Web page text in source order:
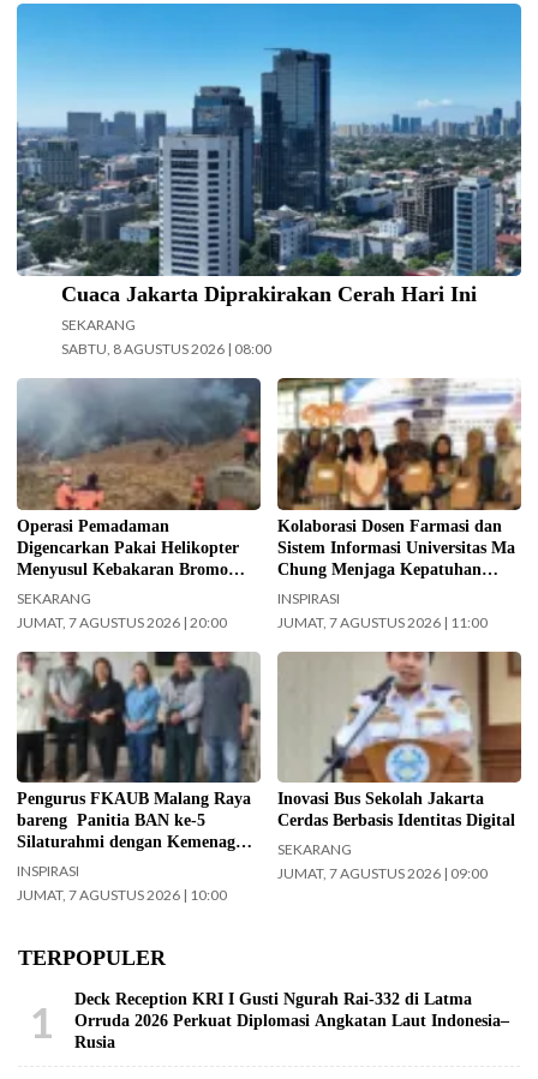
Cuaca Jakarta Diprakirakan Cerah Hari Ini
SEKARANG
SABTU, 8 AGUSTUS 2026 | 08:00
Operasi pemadaman kebakaran di
kawasan Taman Nasional Bromo
Tengger Semeru (TNBTS) terus
digencarkan, Jumat (7/8/2026)
hari ini. (Foto: BPBD Kabupaten
Malang).
Operasi Pemadaman
Digencarkan Pakai Helikopter
Menyusul Kebakaran Bromo
Meluas ke Arah Bukit B 29
SEKARANG
JUMAT, 7 AGUSTUS 2026 | 20:00
Kolaborasi Dosen Farmasi dan
Sistem Informasi Universitas Ma
Chung dalam menjaga kepatuhan
pasien diabetes melalui kegiatan
Pengabdian Masyarakat Dosen.
(Foto: ist)
Kolaborasi Dosen Farmasi dan
Sistem Informasi Universitas Ma
Chung Menjaga Kepatuhan
Pasien Diabetes
INSPIRASI
JUMAT, 7 AGUSTUS 2026 | 11:00
Jajaran Pengurus FKAUB Malang
beserta perwakilan panitia
pelaksana Barikan Anak Nusantara
(BAN) Ke – 5 silaturahmi dengan
Yayasan Masjid Agung Jami Kota
Malang. Selain itu juga silaturahmi
dengan jajaran Kantor
Kementerian Agama (Kemenag)
Kabupaten Malang. (Foto: ist)
Pengurus FKAUB Malang Raya
bareng Panitia BAN ke-5
Silaturahmi dengan Kemenag
Kabupaten Malang dan Yayasan
Masjid Agung Jami Malang
INSPIRASI
JUMAT, 7 AGUSTUS 2026 | 10:00
Kepala UPAS Dishub DKI Jakarta,
Koharudin. (Foto: Nugroho Sejati-
beritajakarta.id)
Inovasi Bus Sekolah Jakarta
Cerdas Berbasis Identitas Digital
SEKARANG
JUMAT, 7 AGUSTUS 2026 | 09:00
TERPOPULER
1
Deck Reception KRI I Gusti Ngurah Rai-332 di Latma
Orruda 2026 Perkuat Diplomasi Angkatan Laut Indonesia–
Rusia